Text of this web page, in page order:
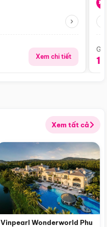
Xem chi tiết
Xem tất cả
Vinpearl Wonderworld Phu